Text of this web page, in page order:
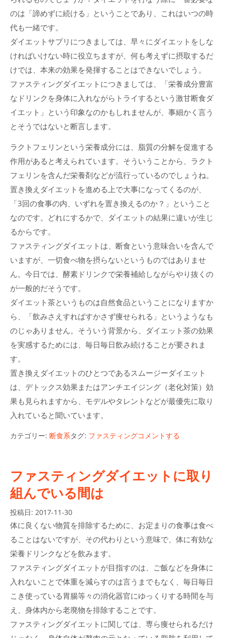
のは「諦めずに続ける」ということであり、これはいつの時
代も一緒です。
ダイエットサプリにつきましては、早々にダイエットをしな
ければいけない時に役立ちますが、何も考えずに摂取するだ
けでは、本来の効果を発揮することはできないでしょう。
ファスティングダイエットにつきましては、「栄養成分豊富
なドリンクを身体に入れながらトライするという激甘断食ダ
イエット」という印象なのかもしれませんが、事細かく言う
とそうではないと断言します。
ラクトフェリンという栄養成分には、脂質の分解を促進する
作用があると考えられています。そういうことから、ラクト
フェリンを含んだ栄養剤などが流行っているのでしょうね。
置き換えダイエットを進める上で大事になってくるのが、
「3回の食事の内、いずれを置き換えるのか？」ということ
なのです。どれにするかで、ダイエットの結果に違いが生じ
るからです。
ファスティングダイエットは、断食という意味合いを含んで
いますが、一切食べ物を摂らないというものではありませ
ん。今日では、酵素ドリンクで栄養補給しながらやり抜くの
が一般的だそうです。
ダイエット茶というものは自然食品ということになりますか
ら、「飲みさえすればすかさず痩せられる」というようなも
のじゃありません。そういう背景から、ダイエット茶の効果
を実感するためには、毎日毎日飲み続けることが要されま
す。
置き換えダイエットのひとつであるスムージーダイエット
は、デトックス効果またはアンチエイジング（老化対策）効
果も見られますから、モデルやタレントなどが最優先に取り
入れていると聞いています。
カテゴリー: 断食系タグ: ファスティングコメントする
ファスティングダイエットに取り
組んでいる間は
投稿日: 2017-11-30
体に良くない物質を排除するために、お定まりの食事は食べ
ることはないですが、その代わりという意味で、体に有効な
栄養ドリンクなどを飲みます。
ファスティングダイエットが目指すのは、ご飯などを身体に
入れないことで体重を減らすのは言うまでもなく、毎日毎日
こき使っている胃腸等々の消化器官にゆっくりする時間を与
え、身体内から老廃物を排除することです。
ファスティングダイエットに関しては、専ら痩せられるだけ